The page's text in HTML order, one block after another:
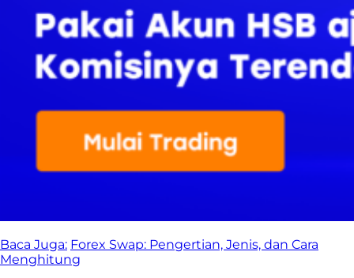
Baca Juga: Forex Swap: Pengertian, Jenis, dan Cara
Menghitung